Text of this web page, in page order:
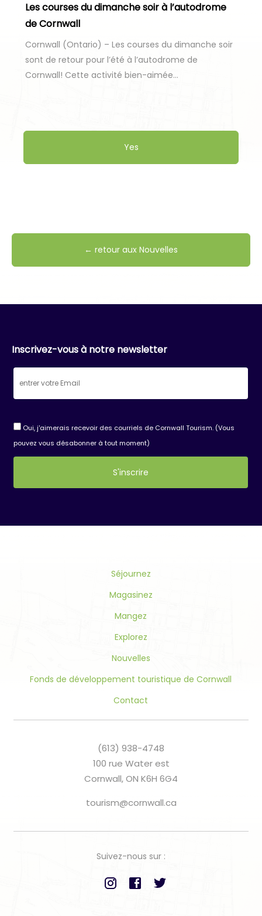
Les courses du dimanche soir à l’autodrome
de Cornwall
Cornwall (Ontario) – Les courses du dimanche soir
sont de retour pour l’été à l’autodrome de
Cornwall! Cette activité bien-aimée…
Yes
← retour aux Nouvelles
Inscrivez-vous à notre newsletter
Oui, j'aimerais recevoir des courriels de Cornwall Tourism. (Vous
pouvez vous désabonner à tout moment)
Use.
Séjournez
Magasinez
Mangez
Explorez
Nouvelles
Fonds de développement touristique de Cornwall
Contact
(613) 938-4748
100 rue Water est
Cornwall, ON K6H 6G4
tourism@cornwall.ca
Suivez-nous sur :